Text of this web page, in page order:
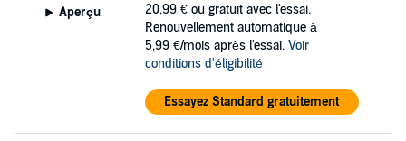
Aperçu 20,99 € ou gratuit avec l'essai.
Renouvellement automatique à
5,99 €/mois après l'essai. Voir
conditions d'éligibilité
Essayez Standard gratuitement